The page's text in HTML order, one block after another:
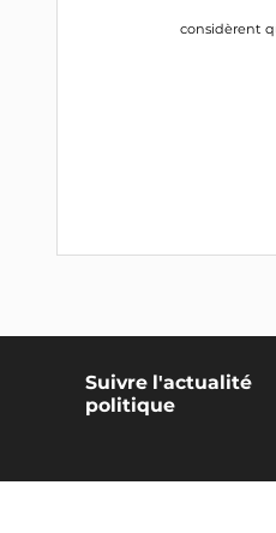
considèrent
Suivre l'actualité
politique